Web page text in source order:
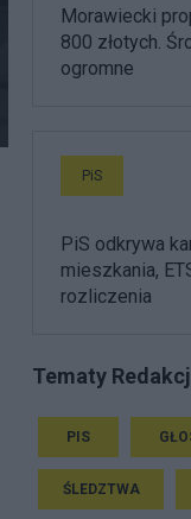
Morawiecki
800 złotych.
ogromne
PiS
PiS odkrywa
mieszkania,
rozliczenia
Tematy
PIS
ŚLEDZTWA